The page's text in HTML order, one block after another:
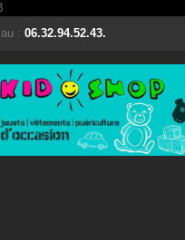
: 06.32.94.52.43.